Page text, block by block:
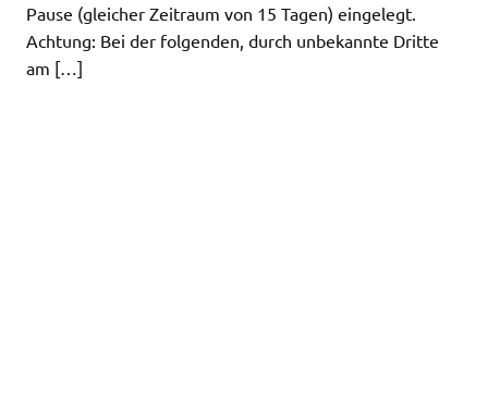
Pause (gleicher Zeitraum von 15 Tagen) eingelegt.
Achtung: Bei der folgenden, durch unbekannte Dritte
am […]